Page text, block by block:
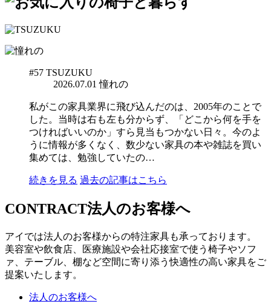
#57 TSUZUKU
2026.07.01 憧れの
私がこの家具業界に飛び込んだのは、2005年のことで
した。当時は右も左も分からず、「どこから何を手を
つければいいのか」すら見当もつかない日々。今のよ
うに情報が多くなく、数少ない家具の本や雑誌を買い
集めては、勉強していたの…
続きを見る 過去の記事はこちら
CONTRACT法人のお客様へ
アイでは法人のお客様からの特注家具も承っております。
美容室や飲食店、医療施設や会社応接室で使う椅子やソフ
ァ、テーブル、棚など空間に寄り添う快適性の高い家具をご
提案いたします。
法人のお客様へ